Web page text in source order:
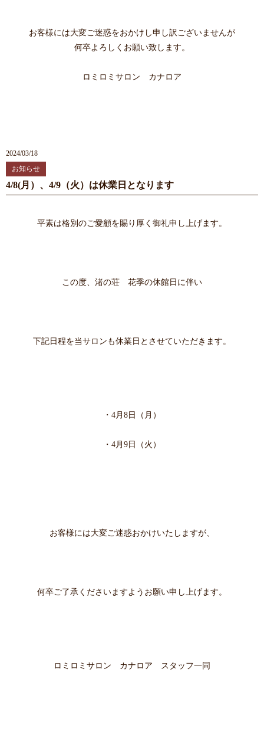
お客様には大変ご迷惑をおかけし申し訳ございませんが
何卒よろしくお願い致します。
ロミロミサロン カナロア
2024/03/18
お知らせ
4/8(月）、4/9（火）は休業日となります
平素は格別のご愛顧を賜り厚く御礼申し上げます。
この度、渚の荘 花季の休館日に伴い
下記日程を当サロンも休業日とさせていただきます。
・4月8 日（月）
・4月9日（火 ）
お客様には大変ご迷惑おかけいたしますが、
何卒ご了承くださいますようお願い申し上げます。
ロミロミサロン カナロア スタッフ一同